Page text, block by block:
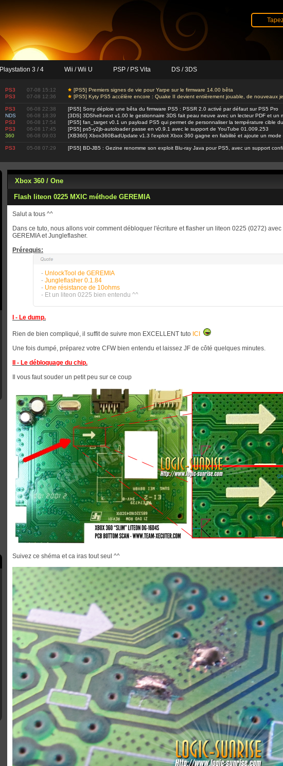
Playstation 3 / 4 Wii / Wii U PSP / PS Vita DS / 3DS
PS3 07-08 15:12
[PS5] Premiers signes de vie pour Yarpe sur le firmware 14.00 bêta
PS3
07-08 12:36 [PS5] Kyty PS5 accélère encore : Quake II devient entièrement jouable, de nouveaux
PS3 06-08 22:38
[PS5] Sony déploie une bêta du firmware PS5 : PSSR 2.0 activé par défaut sur PS5 Pro
NDS
06-08 18:39
[3DS] 3DShell-next v1.00 le gestionnaire 3DS fait peau neuve avec un lecteur PDF et un
PS3
06-08 17:54
[PS5] fan_target v0.1 un payload PS5 qui permet de personnaliser la température cible
PS3
06-08 17:45
[PS5] ps5-y2jb-autoloader passe en v0.9.1 avec le support de YouTube 01.009.253
360
06-08 09:03 [XB360] Xbox360BadUpdate v1.3 l'exploit Xbox 360 gagne en fiabilité et ajoute un mode
PS3 05-08 07:29 [PS5] BD-JB5 : Gezine renomme son exploit Blu-ray Java pour PS5, avec un support
Xbox 360 / One
Flash liteon 0225 MXIC méthode GEREMIA
Salut a tous ^^
Dans ce tuto, nous allons voir comment débloquer l'écriture et flasher un liteon 0225 (0272)
GEREMIA et Jungleflasher.
Prérequis:
- UnlockTool de GEREMIA
- Jungleflasher 0.1.84
- Une résistance de 10ohms
- Et un liteon 0225 bien entendu ^^
I - Le dump.
Rien de bien compliqué, il suffit de suivre mon EXCELLENT tuto ICI
Une fois dumpé, préparez votre CFW bien entendu et laissez JF de côté quelques minutes.
II - Le débloquage du chip.
Il vous faut souder un petit peu sur ce coup
Suivez ce shéma et ca iras tout seul ^^